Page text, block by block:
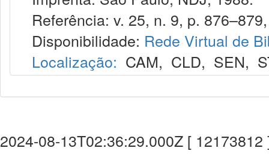
Referência: v. 25, n. 9, p.
Disponibilidade: Rede Virtual de
Localização: CAM, CLD, SEN,
2024-08-13T02:36:29.000Z [ 12173812